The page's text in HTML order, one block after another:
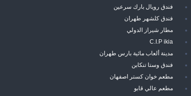
فندق رويال بارك سرعين
فندق كلشهر طهران
مطار شيراز الدولي
C.I.P ikia
مدينة ألعاب مائية بارس طهران
فندق وستا تنكابن
مطعم خوان كستر اصفهان
مطعم عالي قابو